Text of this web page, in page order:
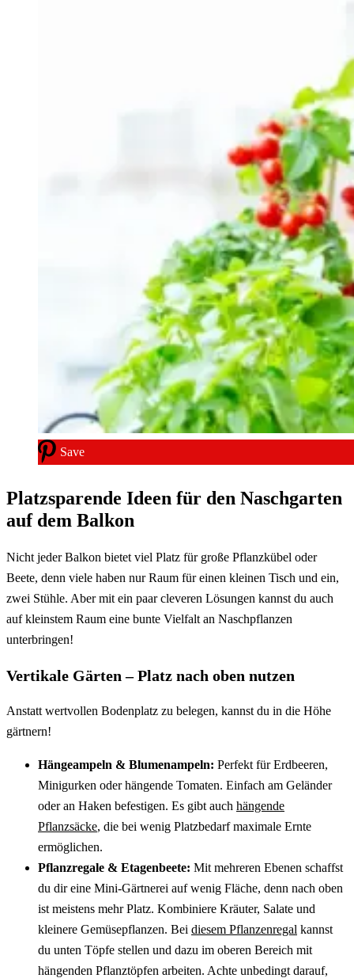
Save
Platzsparende Ideen für den Naschgarten
auf dem Balkon
Nicht jeder Balkon bietet viel Platz für große Pflanzkübel oder
Beete, denn viele haben nur Raum für einen kleinen Tisch und ein,
zwei Stühle. Aber mit ein paar cleveren Lösungen kannst du auch
auf kleinstem Raum eine bunte Vielfalt an Naschpflanzen
unterbringen!
Vertikale Gärten – Platz nach oben nutzen
Anstatt wertvollen Bodenplatz zu belegen, kannst du in die Höhe
gärtnern!
Hängeampeln & Blumenampeln: Perfekt für Erdbeeren,
Minigurken oder hängende Tomaten. Einfach am Geländer
oder an Haken befestigen. Es gibt auch hängende
Pflanzsäcke, die bei wenig Platzbedarf maximale Ernte
ermöglichen.
Pflanzregale & Etagenbeete: Mit mehreren Ebenen schaffst
du dir eine Mini-Gärtnerei auf wenig Fläche, denn nach oben
ist meistens mehr Platz. Kombiniere Kräuter, Salate und
kleinere Gemüsepflanzen. Bei diesem Pflanzenregal kannst
du unten Töpfe stellen und dazu im oberen Bereich mit
hängenden Pflanztöpfen arbeiten. Achte unbedingt darauf,